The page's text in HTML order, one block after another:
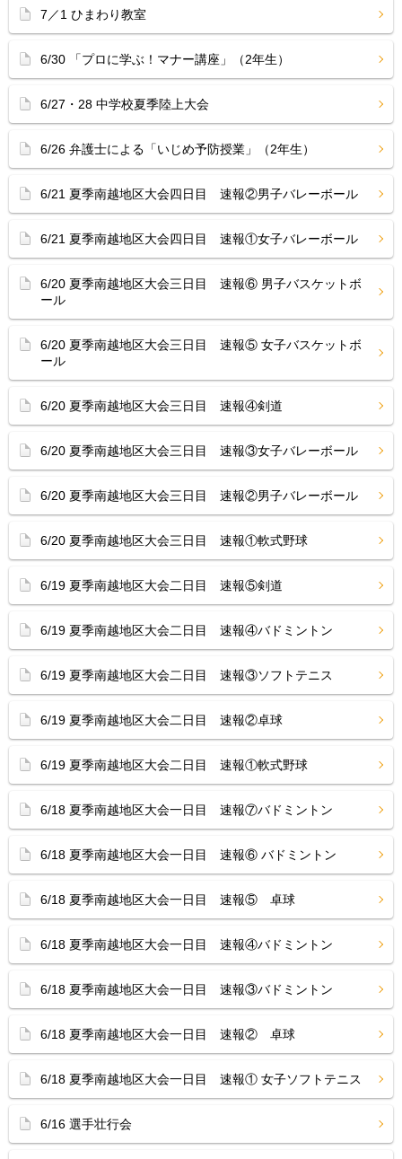
7／1 ひまわり教室
6/30 「プロに学ぶ！マナー講座」（2年生）
6/27・28 中学校夏季陸上大会
6/26 弁護士による「いじめ予防授業」（2年生）
6/21 夏季南越地区大会四日目 速報②男子バレーボール
6/21 夏季南越地区大会四日目 速報①女子バレーボール
6/20 夏季南越地区大会三日目 速報⑥ 男子バスケットボ
ール
6/20 夏季南越地区大会三日目 速報⑤ 女子バスケットボ
ール
6/20 夏季南越地区大会三日目 速報④剣道
6/20 夏季南越地区大会三日目 速報③女子バレーボール
6/20 夏季南越地区大会三日目 速報②男子バレーボール
6/20 夏季南越地区大会三日目 速報①軟式野球
6/19 夏季南越地区大会二日目 速報⑤剣道
6/19 夏季南越地区大会二日目 速報④バドミントン
6/19 夏季南越地区大会二日目 速報③ソフトテニス
6/19 夏季南越地区大会二日目 速報②卓球
6/19 夏季南越地区大会二日目 速報①軟式野球
6/18 夏季南越地区大会一日目 速報⑦バドミントン
6/18 夏季南越地区大会一日目 速報⑥ バドミントン
6/18 夏季南越地区大会一日目 速報⑤ 卓球
6/18 夏季南越地区大会一日目 速報④バドミントン
6/18 夏季南越地区大会一日目 速報③バドミントン
6/18 夏季南越地区大会一日目 速報② 卓球
6/18 夏季南越地区大会一日目 速報① 女子ソフトテニス
6/16 選手壮行会